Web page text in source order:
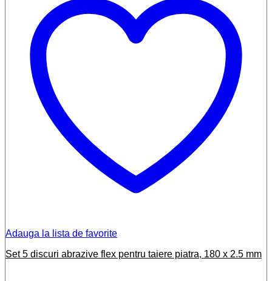
Adauga la lista de favorite
Set 5 discuri abrazive flex pentru taiere piatra, 180 x 2.5 mm